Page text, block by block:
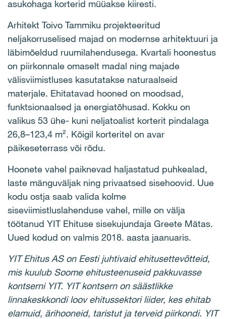
asukohaga korterid müüakse kiiresti.
Arhitekt Toivo Tammiku projekteeritud
neljakorruselised majad on modernse arhitektuuri ja
läbimõeldud ruumilahendusega. Kvartali hoonestus
on piirkonnale omaselt madal ning majade
välisviimistluses kasutatakse naturaalseid
materjale. Ehitatavad hooned on moodsad,
funktsionaalsed ja energiatõhusad. Kokku on
valikus 53 ühe- kuni neljatoalist korterit pindalaga
26,8–123,4 m². Kõigil korteritel on avar
päikeseterrass või rõdu.
Hoonete vahel paiknevad haljastatud puhkealad,
laste mänguväljak ning privaatsed sisehoovid. Uue
kodu ostja saab valida kolme
siseviimistluslahenduse vahel, mille on välja
töötanud YIT Ehituse sisekujundaja Greete Mätas.
Uued kodud on valmis 2018. aasta jaanuaris.
YIT Ehitus AS on Eesti juhtivaid ehitusettevõtteid,
mis kuulub Soome ehitusteenuseid pakkuvasse
kontserni YIT. YIT kontsern on säästlikke
linnakeskkondi loov ehitussektori liider, kes ehitab
elamuid, ärihooneid, taristut ja terveid piirkondi. YIT